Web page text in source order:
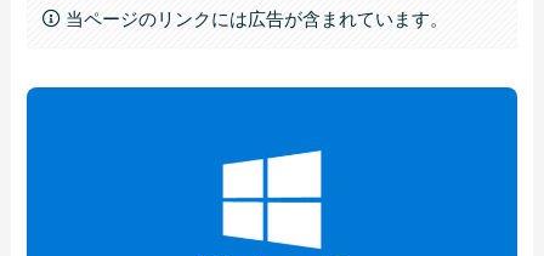
当ページのリンクには広告が含まれています。